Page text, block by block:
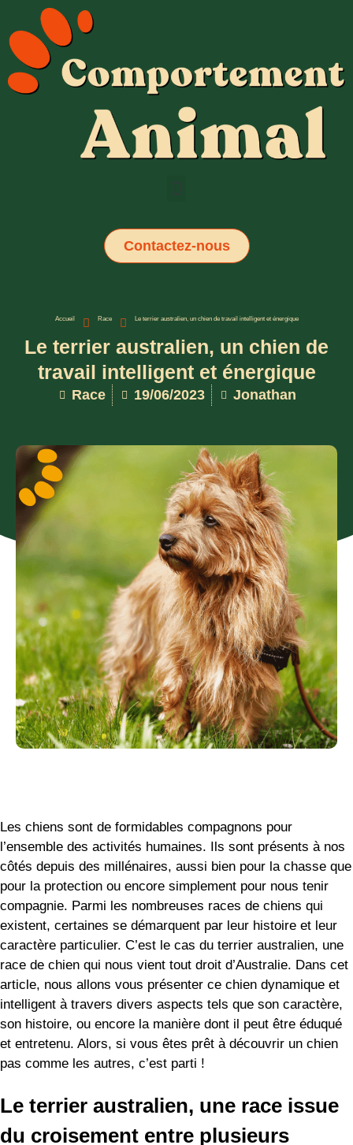
Contactez-nous
Accueil Race Le terrier australien, un chien de travail intelligent et énergique
Le terrier australien, un chien de
travail intelligent et énergique
Race 19/06/2023 Jonathan
Les chiens sont de formidables compagnons pour
l’ensemble des activités humaines. Ils sont présents à nos
côtés depuis des millénaires, aussi bien pour la chasse que
pour la protection ou encore simplement pour nous tenir
compagnie. Parmi les nombreuses races de chiens qui
existent, certaines se démarquent par leur histoire et leur
caractère particulier. C’est le cas du terrier australien, une
race de chien qui nous vient tout droit d’Australie. Dans cet
article, nous allons vous présenter ce chien dynamique et
intelligent à travers divers aspects tels que son caractère,
son histoire, ou encore la manière dont il peut être éduqué
et entretenu. Alors, si vous êtes prêt à découvrir un chien
pas comme les autres, c’est parti !
Le terrier australien, une race issue
du croisement entre plusieurs